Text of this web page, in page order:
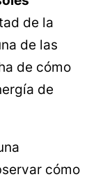
de la
de las
de cómo
de
cómo